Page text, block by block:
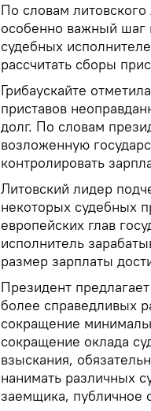
По словам
особенно важный шаг
судебных
рассчитать сборы
Грибаускайте
приставов
долг. По словам
возложенную
контролировать
Литовский лидер
некоторых судебных
европейских глав
исполнитель
размер зарплаты
Президент
более справедливых
сокращение
сокращение оклада
взыскания,
нанимать различных
заемщика, публичное